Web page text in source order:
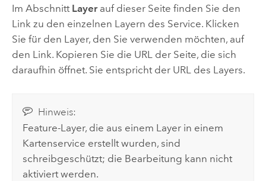
Im Abschnitt Layerauf dieser Seite finden Sie den
Link zu den einzelnen Layern des Service. Klicken
Sie für den Layer, den Sie verwenden möchten, auf
den Link. Kopieren Sie die URL der Seite, die sich
daraufhin öffnet. Sie entspricht der URL des Layers.
Hinweis:
Feature-Layer, die aus einem Layer in einem
Kartenservice erstellt wurden, sind
schreibgeschützt; die Bearbeitung kann nicht
aktiviert werden.